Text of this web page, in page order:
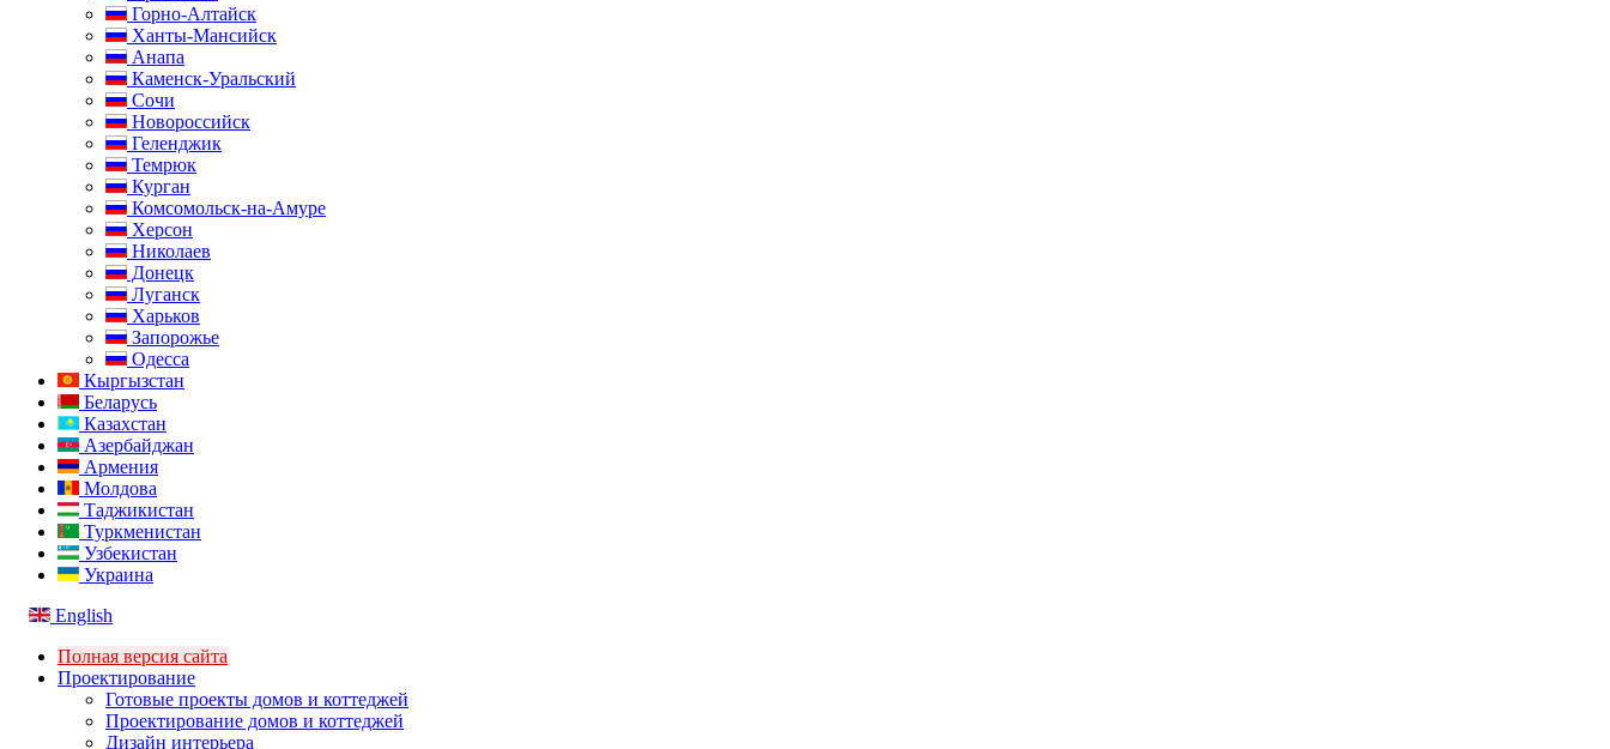
Горно-Алтайск
Ханты-Мансийск
Анапа
Каменск-Уральский
Сочи
Новороссийск
Геленджик
Темрюк
Курган
Комсомольск-на-Амуре
Херсон
Николаев
Донецк
Луганск
Харьков
Запорожье
Одесса
Кыргызстан
Беларусь
Казахстан
Азербайджан
Армения
Молдова
Таджикистан
Туркменистан
Узбекистан
Украина
English
Полная версия сайта
Проектирование
Готовые проекты домов и коттеджей
Проектирование домов и коттеджей
Дизайн интерьера